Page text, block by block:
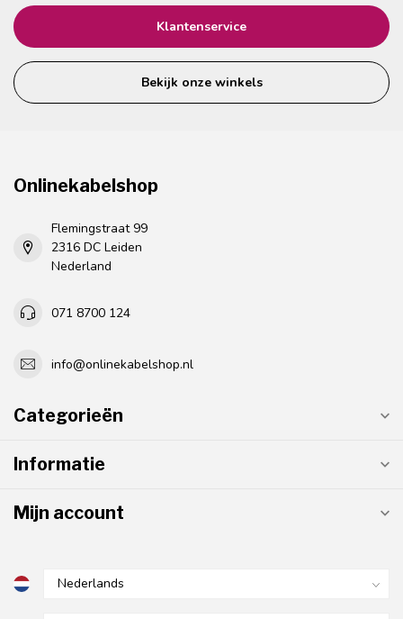
Klantenservice
Bekijk onze winkels
Onlinekabelshop
Flemingstraat 99
2316 DC Leiden
Nederland
071 8700 124
info@onlinekabelshop.nl
Categorieën
Informatie
Mijn account